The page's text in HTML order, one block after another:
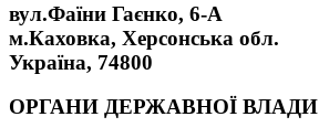
вул.Фаїни Гаєнко, 6-А
м.Каховка, Херсонська обл.
Україна, 74800
ОРГАНИ ДЕРЖАВНОЇ ВЛАДИ